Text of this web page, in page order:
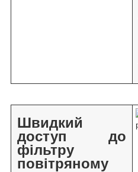
Швидкий
доступ до
фільтру
повітряному